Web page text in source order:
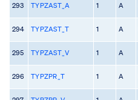
293 TYPZAST_A 1 A
294 TYPZAST_T 1 A
295 TYPZAST_V 1 A
296 TYPZPR_T 1 A